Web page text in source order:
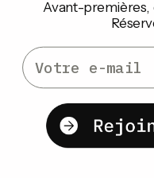
Avant-premières,
Email